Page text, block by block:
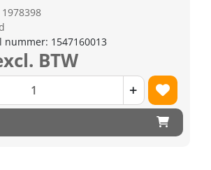
nummer: 1547160013
BTW
+